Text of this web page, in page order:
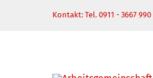
Kontakt: Tel. 0911 - 3667 990